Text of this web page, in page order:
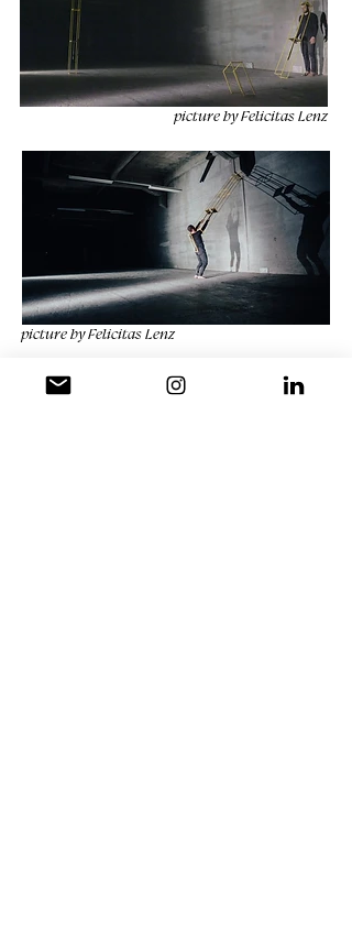
picture by Felicitas Lenz
picture by Felicitas Lenz